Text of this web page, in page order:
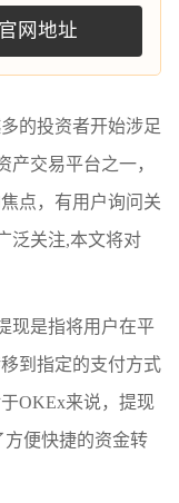
官网地址
的投资者开始涉足
交易平台之一，
点，有用户询问关
泛关注,本文将对
现是指将用户在平
到指定的支付方式
OKEx来说，提现
便快捷的资金转